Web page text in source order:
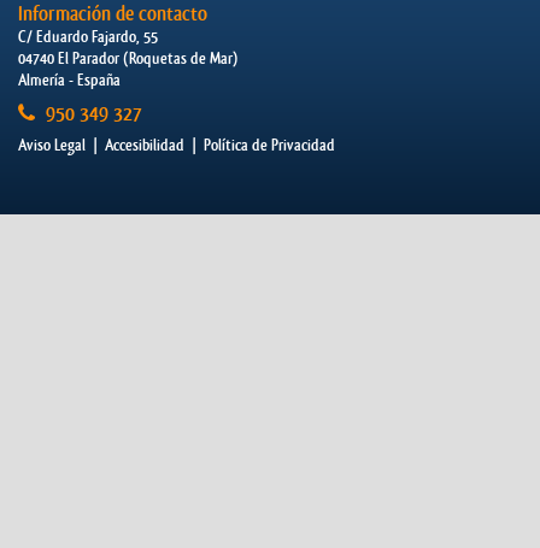
Información de contacto
C/ Eduardo Fajardo, 55
04740 El Parador (Roquetas de Mar)
Almería - España
950 349 327
Aviso Legal Accesibilidad Política de Privacidad